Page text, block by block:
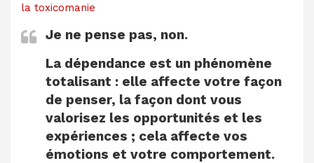
la toxicomanie
Je ne pense pas, non.
La dépendance est un phénomène
totalisant : elle affecte votre façon
de penser, la façon dont vous
valorisez les opportunités et les
expériences ; cela affecte vos
émotions et votre comportement.